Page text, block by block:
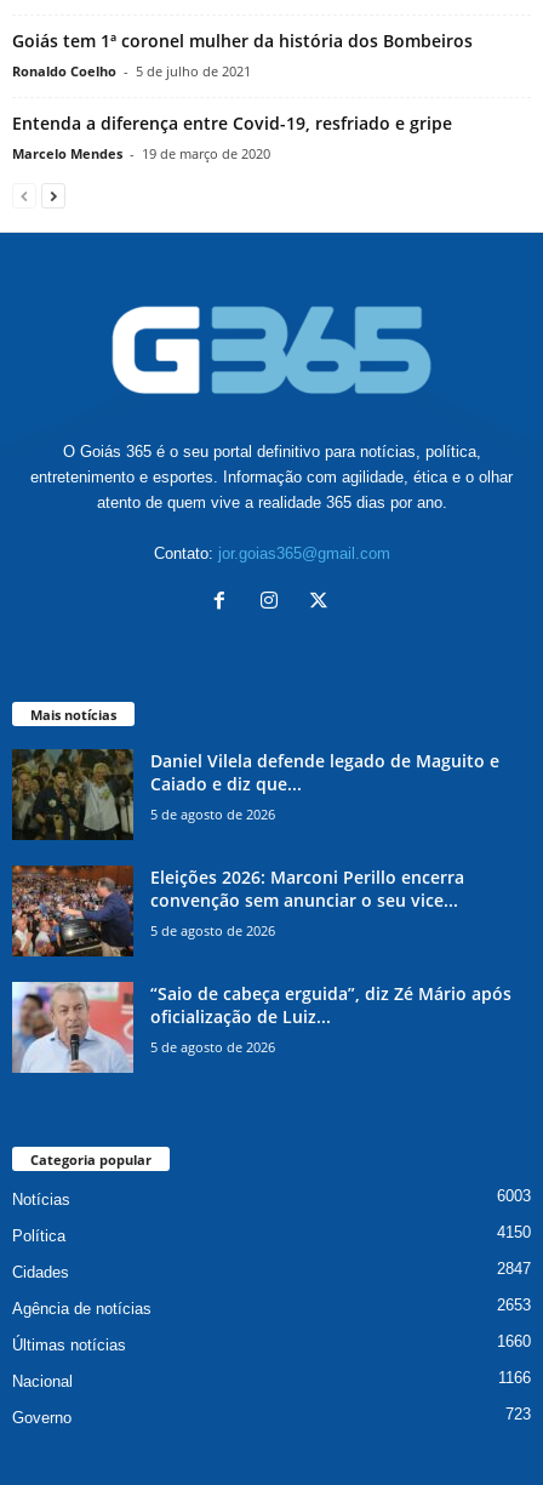
Goiás tem 1ª coronel mulher da história dos Bombeiros
Ronaldo Coelho - 5 de julho de 2021
Entenda a diferença entre Covid-19, resfriado e gripe
Marcelo Mendes - 19 de março de 2020
O Goiás 365 é o seu portal definitivo para notícias, política,
entretenimento e esportes. Informação com agilidade, ética e o olhar
atento de quem vive a realidade 365 dias por ano.
Contato: jor.goias365@gmail.com
Mais notícias
Daniel Vilela defende legado de Maguito e
Caiado e diz que...
5 de agosto de 2026
Eleições 2026: Marconi Perillo encerra
convenção sem anunciar o seu vice...
5 de agosto de 2026
“Saio de cabeça erguida”, diz Zé Mário após
oficialização de Luiz...
5 de agosto de 2026
Categoria popular
Notícias 6003
Política 4150
Cidades 2847
Agência de notícias 2653
Últimas notícias 1660
Nacional 1166
Governo 723